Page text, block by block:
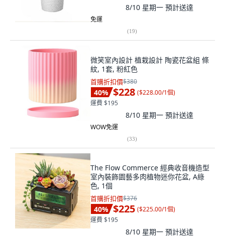
8/10 星期一 預計送達
免運
(19)
微笑室內設計 植栽設計 陶瓷花盆組 條
紋, 1套, 粉紅色
首購折扣價$380
40% $228 ($228.00/1個)
運費 $195
8/10 星期一 預計送達
WOW免運
(33)
The Flow Commerce 經典收音機造型
室內裝飾園藝多肉植物迷你花盆, A綠
色, 1個
首購折扣價$376
40% $225 ($225.00/1個)
運費 $195
8/10 星期一 預計送達